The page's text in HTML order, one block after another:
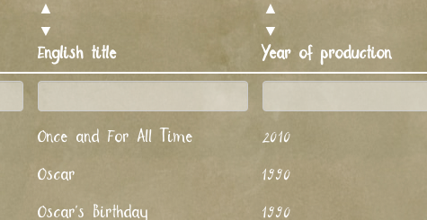
▲
▼
English title
▲
▼
Year of production
Once and For All Time 2010
Oscar 1990
Oscar's Birthday 1990